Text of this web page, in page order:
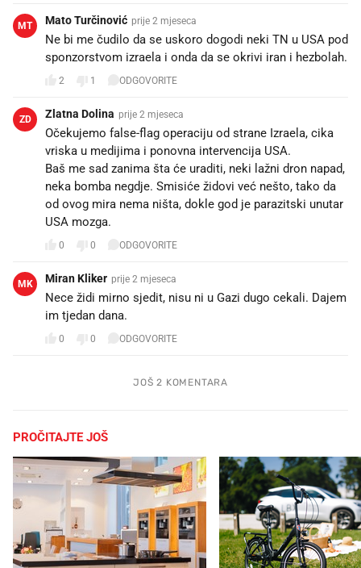
MT Mato Turčinović prije 2 mjeseca
Ne bi me čudilo da se uskoro dogodi neki TN u USA pod
sponzorstvom izraela i onda da se okrivi iran i hezbolah.
2 1 ODGOVORITE
ZD Zlatna Dolina prije 2 mjeseca
Očekujemo false-flag operaciju od strane Izraela, cika
vriska u medijima i ponovna intervencija USA.
Baš me sad zanima šta će uraditi, neki lažni dron napad,
neka bomba negdje. Smisiće židovi već nešto, tako da
od ovog mira nema ništa, dokle god je parazitski unutar
USA mozga.
0 0 ODGOVORITE
MK Miran Kliker prije 2 mjeseca
Nece židi mirno sjedit, nisu ni u Gazi dugo cekali. Dajem
im tjedan dana.
0 0 ODGOVORITE
JOŠ 2 KOMENTARA
PROČITAJTE JOŠ